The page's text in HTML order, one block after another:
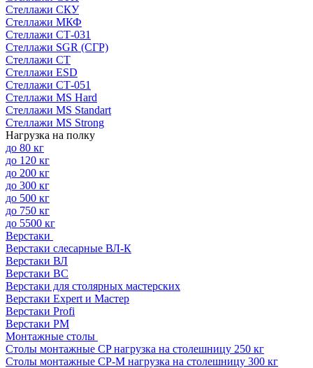
Стеллажи СКУ
Стеллажи МКФ
Стеллажи СТ-031
Стеллажи SGR (СГР)
Стеллажи СТ
Стеллажи ESD
Стеллажи СТ-051
Стеллажи MS Hard
Стеллажи MS Standart
Стеллажи MS Strong
Нагрузка на полку
до 80 кг
до 120 кг
до 200 кг
до 300 кг
до 500 кг
до 750 кг
до 5500 кг
Верстаки
Верстаки слесарные ВЛ-К
Верстаки ВЛ
Верстаки ВС
Верстаки для столярных мастерских
Верстаки Expert и Мастер
Верстаки Profi
Верстаки РМ
Монтажные столы
Столы монтажные СP нагрузка на столешницу 250 кг
Столы монтажные СР-М нагрузка на столешницу 300 кг